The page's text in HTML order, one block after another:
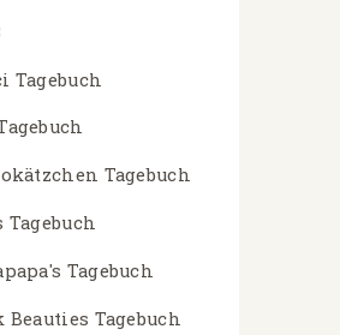
Tagebuch
Tagebuch
Tagebuch
Tagebuch
Beauties Tagebuch